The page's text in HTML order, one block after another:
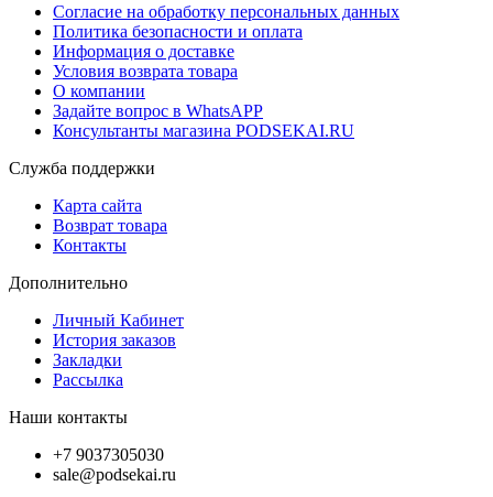
Согласие на обработку персональных данных
Политика безопасности и оплата
Информация о доставке
Условия возврата товара
О компании
Задайте вопрос в WhatsAPP
Консультанты магазина PODSEKAI.RU
Служба поддержки
Карта сайта
Возврат товара
Контакты
Дополнительно
Личный Кабинет
История заказов
Закладки
Рассылка
Наши контакты
+7 9037305030
sale@podsekai.ru